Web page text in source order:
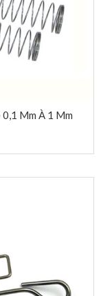
Mm À 1 Mm